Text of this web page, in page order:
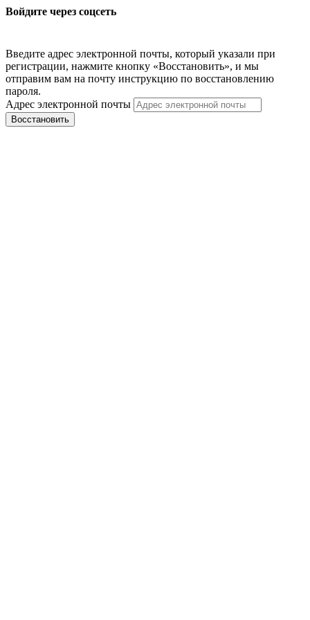
Войдите через соцсеть
Введите адрес электронной почты, который указали при
регистрации, нажмите кнопку «Восстановить», и мы
отправим вам на почту инструкцию по восстановлению
пароля.
Адрес электронной почты